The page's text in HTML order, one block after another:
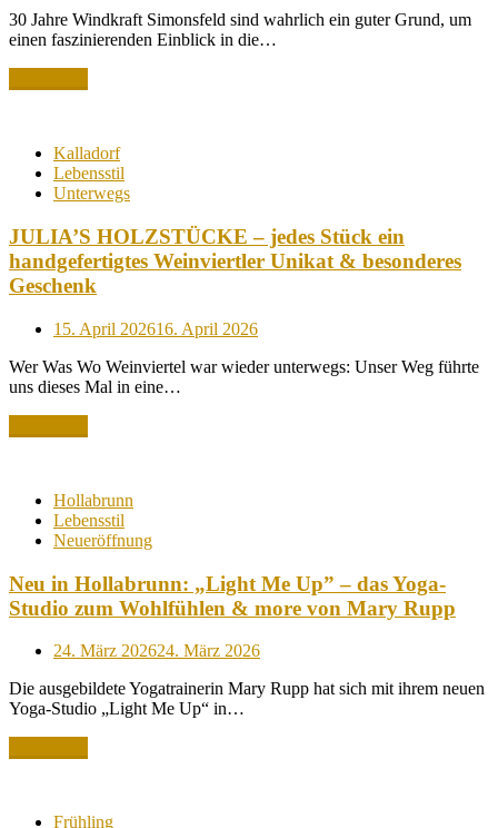
30 Jahre Windkraft Simonsfeld sind wahrlich ein guter Grund, um
einen faszinierenden Einblick in die…
Kalladorf
Lebensstil
Unterwegs
JULIA’S HOLZSTÜCKE – jedes Stück ein
handgefertigtes Weinviertler Unikat & besonderes
Geschenk
Posted
15. April 202616. April 2026
Wer Was Wo Weinviertel war wieder unterwegs: Unser Weg führte
uns dieses Mal in eine…
Hollabrunn
Lebensstil
Neueröffnung
Neu in Hollabrunn: „Light Me Up” – das Yoga-
Studio zum Wohlfühlen & more von Mary Rupp
Posted
24. März 202624. März 2026
Die ausgebildete Yogatrainerin Mary Rupp hat sich mit ihrem neuen
Yoga-Studio „Light Me Up“ in…
Frühling